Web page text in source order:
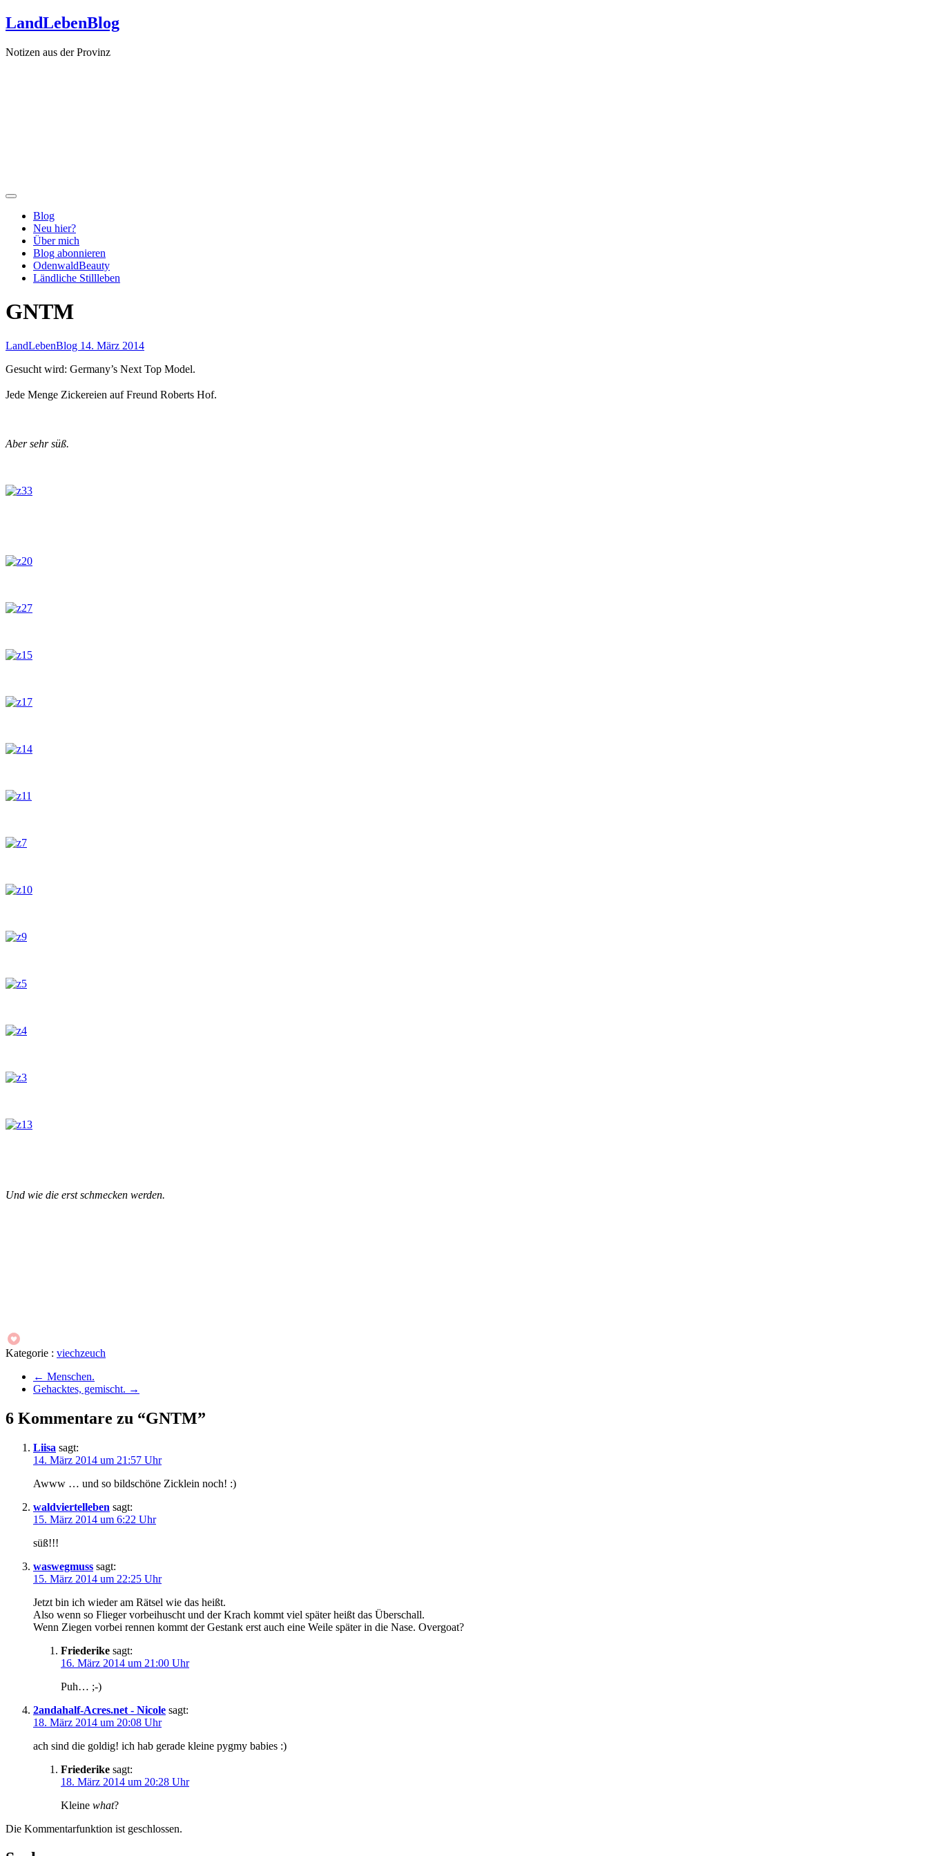
Zum
Inhalt
LandLebenBlog
Notizen aus der Provinz
Blog
Neu hier?
Über mich
Blog abonnieren
OdenwaldBeauty
Ländliche Stillleben
GNTM
LandLebenBlog 14. März 2014
Gesucht wird: Germany’s Next Top Model.
Jede Menge Zickereien auf Freund Roberts Hof.
Aber sehr süß.
Und wie die erst schmecken werden.
Kategorie : viechzeuch
← Menschen.
Gehacktes, gemischt. →
6 Kommentare zu “GNTM”
Liisa sagt:
14. März 2014 um 21:57 Uhr
Awww … und so bildschöne Zicklein noch! :)
waldviertelleben sagt:
15. März 2014 um 6:22 Uhr
süß!!!
waswegmuss sagt:
15. März 2014 um 22:25 Uhr
Jetzt bin ich wieder am Rätsel wie das heißt.
Also wenn so Flieger vorbeihuscht und der Krach kommt viel später heißt das Überschall.
Wenn Ziegen vorbei rennen kommt der Gestank erst auch eine Weile später in die Nase. Overgoat?
Friederike sagt:
16. März 2014 um 21:00 Uhr
Puh… ;-)
2andahalf-Acres.net - Nicole sagt:
18. März 2014 um 20:08 Uhr
ach sind die goldig! ich hab gerade kleine pygmy babies :)
Friederike sagt:
18. März 2014 um 20:28 Uhr
Kleine what?
Die Kommentarfunktion ist geschlossen.